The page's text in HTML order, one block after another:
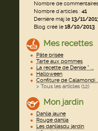
Nombre de
Nombre d'articles : 41
Dernière màj le13/11/
Blog créé le18/10/2013
Mes recettes
Pâte brisée
Tarte aux pommes
La recette de Denise * ...
Halloween
Confiture de Calamondi
> Tous les articles (12)
Mon jardin
Dahlia jaune
Rouge dahlia
Les dahliasdu jardin